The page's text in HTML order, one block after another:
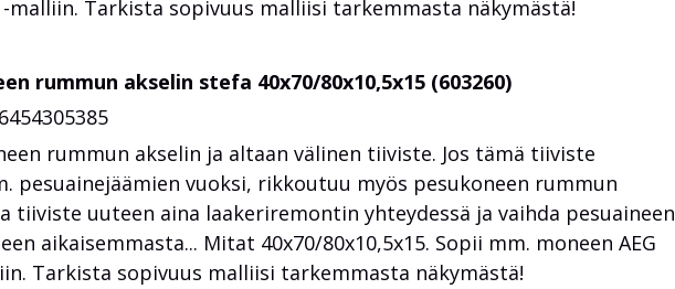
-malliin. Tarkista sopivuus malliisi tarkemmasta näkymästä!
rummun akselin stefa 40x70/80x10,5x15 (603260)
rummun akselin ja altaan välinen tiiviste. Jos tämä tiiviste
pesuainejäämien vuoksi, rikkoutuu myös pesukoneen rummun
tiiviste uuteen aina laakeriremontin yhteydessä ja vaihda pesuaineen
aikaisemmasta... Mitat 40x70/80x10,5x15. Sopii mm. moneen AEG
Tarkista sopivuus malliisi tarkemmasta näkymästä!